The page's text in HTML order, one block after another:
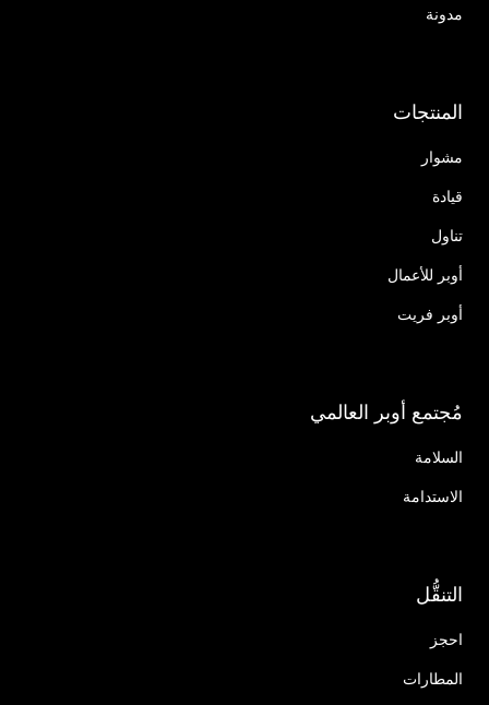
مدونة
المنتجات
مشوار
قيادة
تناول
أوبر للأعمال
أوبر فريت
مُجتمع أوبر العالمي
السلامة
الاستدامة
التنقُّل
احجز
المطارات